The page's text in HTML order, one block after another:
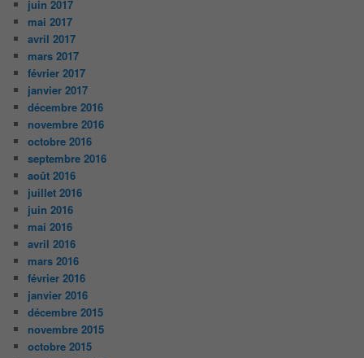
juin 2017
mai 2017
avril 2017
mars 2017
février 2017
janvier 2017
décembre 2016
novembre 2016
octobre 2016
septembre 2016
août 2016
juillet 2016
juin 2016
mai 2016
avril 2016
mars 2016
février 2016
janvier 2016
décembre 2015
novembre 2015
octobre 2015